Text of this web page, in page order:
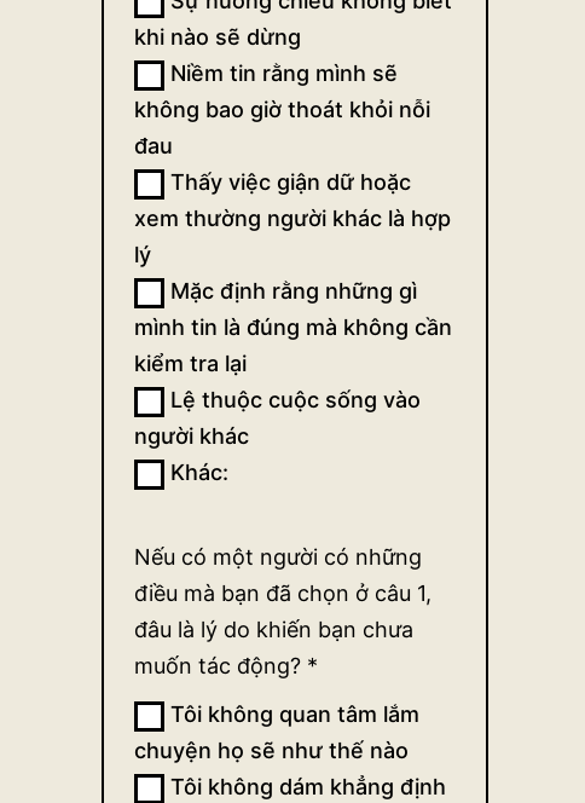
động
(ngắn)
khi nào sẽ dừng
Niềm tin rằng mình sẽ
không bao giờ thoát khỏi nỗi
đau
Thấy việc giận dữ hoặc
xem thường người khác là hợp
lý
Mặc định rằng những gì
mình tin là đúng mà không cần
kiểm tra lại
Lệ thuộc cuộc sống vào
người khác
Khác:
Nếu có một người có những
điều mà bạn đã chọn ở câu 1,
đâu là lý do khiến bạn chưa
muốn tác động? *
Tôi không quan tâm lắm
chuyện họ sẽ như thế nào
Tôi không dám khẳng định